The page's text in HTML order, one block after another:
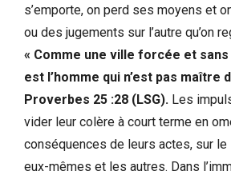
s’emporte, on perd ses moyens et
ou des jugements sur l’autre qu’on
« Comme une ville forcée et
est l’homme qui n’est pas maître
Proverbes 25 :28 (LSG). Les
vider leur colère à court terme en
conséquences de leurs actes, sur le
eux-mêmes et les autres. Dans